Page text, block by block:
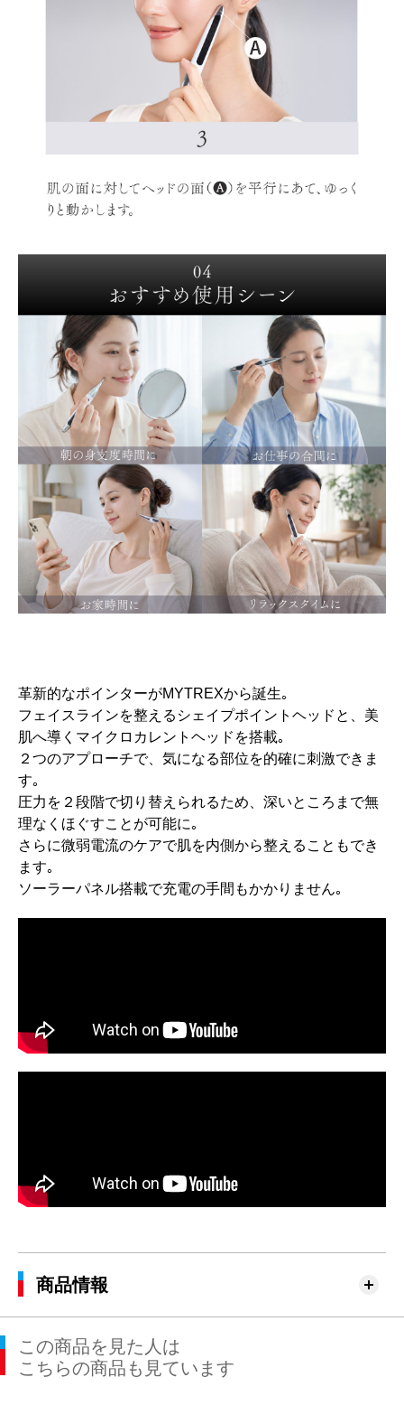
革新的なポインターがMYTREXから誕生｡
フェイスラインを整えるシェイプポイントヘッドと、美
肌へ導くマイクロカレントヘッドを搭載｡
２つのアプローチで、気になる部位を的確に刺激できま
す｡
圧力を２段階で切り替えられるため、深いところまで無
理なくほぐすことが可能に｡
さらに微弱電流のケアで肌を内側から整えることもでき
ます｡
ソーラーパネル搭載で充電の手間もかかりません｡
商品情報
この商品を見た人は
こちらの商品も見ています